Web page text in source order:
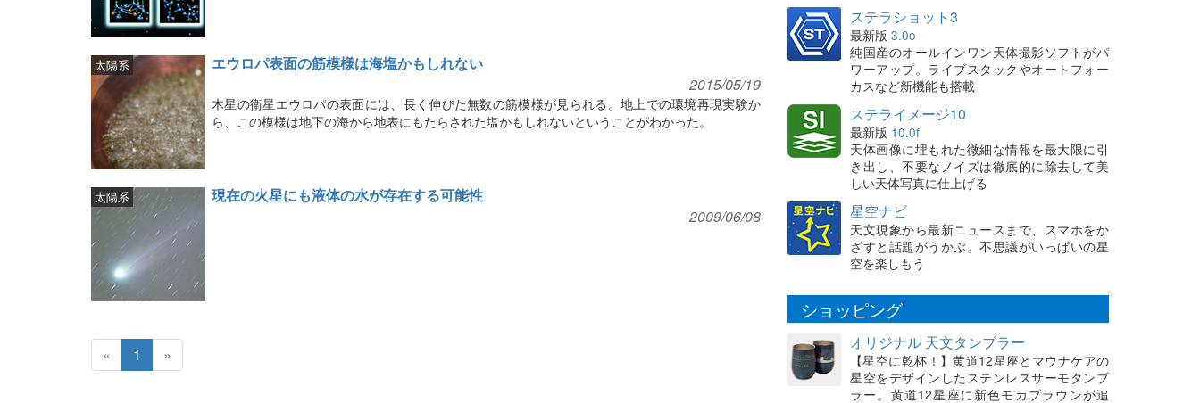
エウロパ表面の筋模様は海塩かもしれない
太陽系
2015/05/19
木星の衛星エウロパの表面には、長く伸びた無数の筋模様が見られる。地上での環境再現実験か
ら、この模様は地下の海から地表にもたらされた塩かもしれないということがわかった。
現在の火星にも液体の水が存在する可能性
太陽系
2009/06/08
« 1 »
ステラショット3
最新版 3.0o
純国産のオールインワン天体撮影ソフトがパ
ワーアップ。ライブスタックやオートフォー
カスなど新機能も搭載
ステライメージ10
最新版 10.0f
天体画像に埋もれた微細な情報を最大限に引
き出し、不要なノイズは徹底的に除去して美
しい天体写真に仕上げる
星空ナビ
天文現象から最新ニュースまで、スマホをか
ざすと話題がうかぶ。不思議がいっぱいの星
空を楽しもう
ショッピング
オリジナル 天文タンブラー
【星空に乾杯！】黄道12星座とマウナケアの
星空をデザインしたステンレスサーモタンブ
ラー。黄道12星座に新色モカブラウンが追